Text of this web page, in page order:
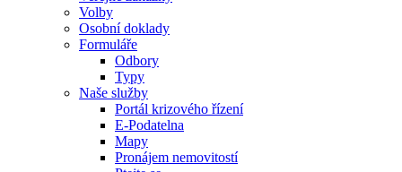
Volby
Osobní doklady
Formuláře
Odbory
Typy
Naše služby
Portál krizového řízení
E-Podatelna
Mapy
Pronájem nemovitostí